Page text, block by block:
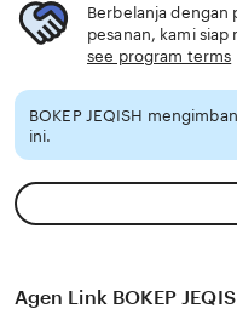
Berbelanja dengan
pesanan, kami
see program terms
BOKEP JEQISH
ini.
Agen Link BOKEP